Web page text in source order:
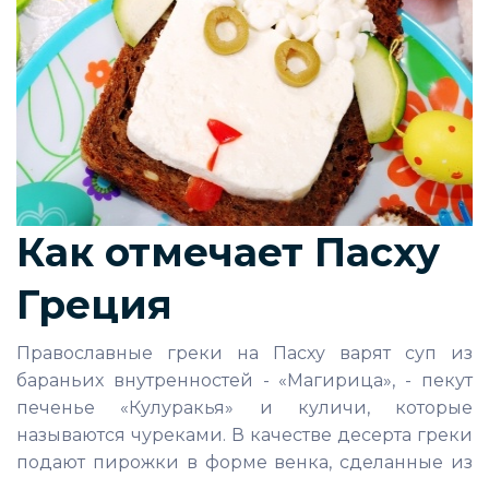
Как отмечает Пасху
Греция
Православные греки на Пасху варят суп из
бараньих внутренностей - «Магирица», - пекут
печенье «Кулуракья» и куличи, которые
называются чуреками. В качестве десерта греки
подают пирожки в форме венка, сделанные из